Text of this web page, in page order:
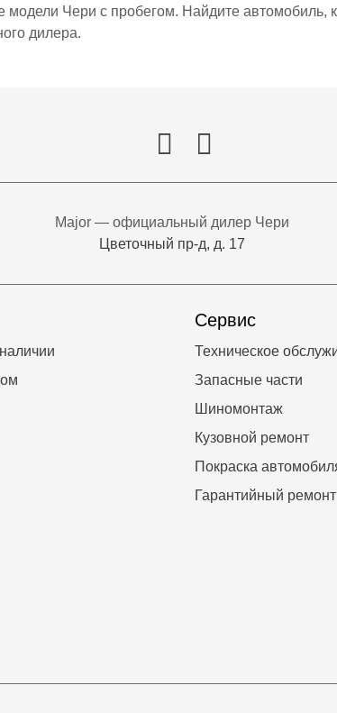
Чери с пробегом. Найдите автомобиль,
дилера.
Major — официальный дилер Чери
Цветочный пр-д, д. 17
Сервис
Техническое
Запасные части
Шиномонтаж
Кузовной ремонт
Покраска
Гарантийный ремонт